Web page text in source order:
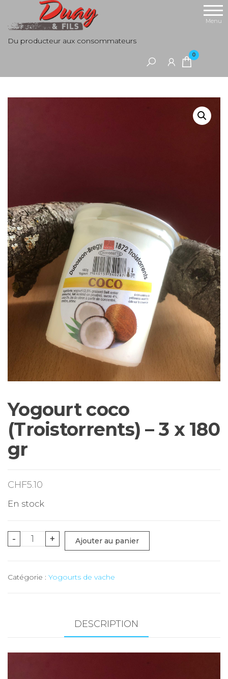
Du producteur aux consommateurs
0
Menu
Yogourt coco
(Troistorrents) – 3 x 180
gr
CHF5.10
En stock
-
quantité
coco
180
+ Ajouter au panier
Catégorie : Yogourts de vache
DESCRIPTION